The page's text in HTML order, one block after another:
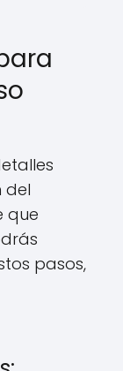
del
que
pasos,